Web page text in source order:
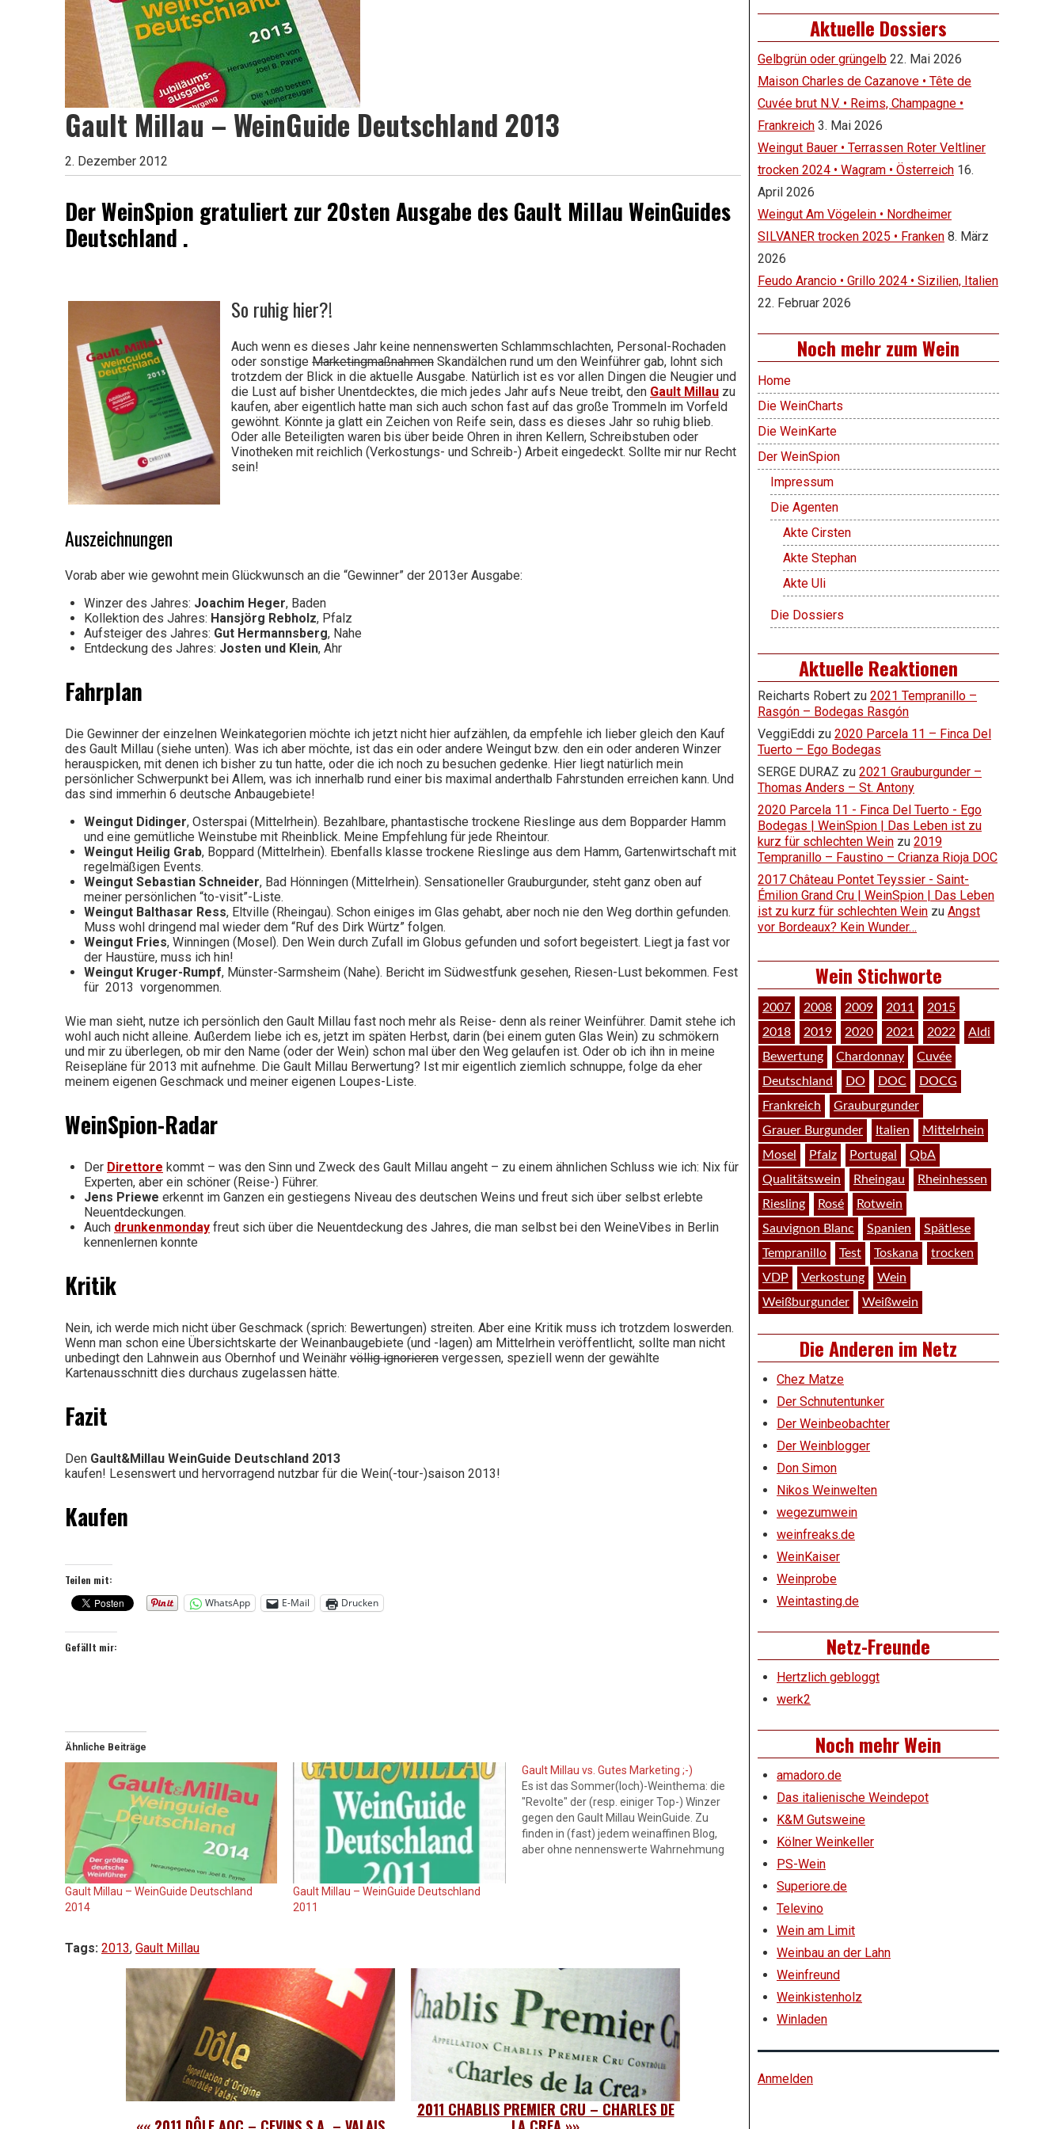
Leben
ist
zu
kurz
für
schlechten
Wein
Gault Millau – WeinGuide Deutschland 2013
2. Dezember 2012
Der WeinSpion gratuliert zur 20sten Ausgabe des Gault Millau WeinGuides
Deutschland .
So ruhig hier?!
Auch wenn es dieses Jahr keine nennenswerten Schlammschlachten, Personal-Rochaden
oder sonstige Marketingmaßnahmen Skandälchen rund um den Weinführer gab, lohnt sich
trotzdem der Blick in die aktuelle Ausgabe. Natürlich ist es vor allen Dingen die Neugier und
die Lust auf bisher Unentdecktes, die mich jedes Jahr aufs Neue treibt, den Gault Millau zu
kaufen, aber eigentlich hatte man sich auch schon fast auf das große Trommeln im Vorfeld
gewöhnt. Könnte ja glatt ein Zeichen von Reife sein, dass es dieses Jahr so ruhig blieb.
Oder alle Beteiligten waren bis über beide Ohren in ihren Kellern, Schreibstuben oder
Vinotheken mit reichlich (Verkostungs- und Schreib-) Arbeit eingedeckt. Sollte mir nur Recht
sein!
Auszeichnungen
Vorab aber wie gewohnt mein Glückwunsch an die “Gewinner” der 2013er Ausgabe:
Winzer des Jahres: Joachim Heger, Baden
Kollektion des Jahres: Hansjörg Rebholz, Pfalz
Aufsteiger des Jahres: Gut Hermannsberg, Nahe
Entdeckung des Jahres: Josten und Klein, Ahr
Fahrplan
Die Gewinner der einzelnen Weinkategorien möchte ich jetzt nicht hier aufzählen, da empfehle ich lieber gleich den Kauf
des Gault Millau (siehe unten). Was ich aber möchte, ist das ein oder andere Weingut bzw. den ein oder anderen Winzer
herauspicken, mit denen ich bisher zu tun hatte, oder die ich noch zu besuchen gedenke. Hier liegt natürlich mein
persönlicher Schwerpunkt bei Allem, was ich innerhalb rund einer bis maximal anderthalb Fahrstunden erreichen kann. Und
das sind immerhin 6 deutsche Anbaugebiete!
Weingut Didinger, Osterspai (Mittelrhein). Bezahlbare, phantastische trockene Rieslinge aus dem Bopparder Hamm
und eine gemütliche Weinstube mit Rheinblick. Meine Empfehlung für jede Rheintour.
Weingut Heilig Grab, Boppard (Mittelrhein). Ebenfalls klasse trockene Rieslinge aus dem Hamm, Gartenwirtschaft mit
regelmäßigen Events.
Weingut Sebastian Schneider, Bad Hönningen (Mittelrhein). Sensationeller Grauburgunder, steht ganz oben auf
meiner persönlichen “to-visit”-Liste.
Weingut Balthasar Ress, Eltville (Rheingau). Schon einiges im Glas gehabt, aber noch nie den Weg dorthin gefunden.
Muss wohl dringend mal wieder dem “Ruf des Dirk Würtz” folgen.
Weingut Fries, Winningen (Mosel). Den Wein durch Zufall im Globus gefunden und sofort begeistert. Liegt ja fast vor
der Haustüre, muss ich hin!
Weingut Kruger-Rumpf, Münster-Sarmsheim (Nahe). Bericht im Südwestfunk gesehen, Riesen-Lust bekommen. Fest
für 2013 vorgenommen.
Wie man sieht, nutze ich persönlich den Gault Millau fast noch mehr als Reise- denn als reiner Weinführer. Damit stehe ich
wohl auch nicht alleine. Außerdem liebe ich es, jetzt im späten Herbst, darin (bei einem guten Glas Wein) zu schmökern
und mir zu überlegen, ob mir den Name (oder der Wein) schon mal über den Weg gelaufen ist. Oder ob ich ihn in meine
Reisepläne für 2013 mit aufnehme. Die Gault Millau Berwertung? Ist mir eigentlich ziemlich schnuppe, folge da eher
meinem eigenen Geschmack und meiner eigenen Loupes-Liste.
WeinSpion-Radar
Der Direttore kommt – was den Sinn und Zweck des Gault Millau angeht – zu einem ähnlichen Schluss wie ich: Nix für
Experten, aber ein schöner (Reise-) Führer.
Jens Priewe erkennt im Ganzen ein gestiegens Niveau des deutschen Weins und freut sich über selbst erlebte
Neuentdeckungen.
Auch drunkenmonday freut sich über die Neuentdeckung des Jahres, die man selbst bei den WeineVibes in Berlin
kennenlernen konnte
Kritik
Nein, ich werde mich nicht über Geschmack (sprich: Bewertungen) streiten. Aber eine Kritik muss ich trotzdem loswerden.
Wenn man schon eine Übersichtskarte der Weinanbaugebiete (und -lagen) am Mittelrhein veröffentlicht, sollte man nicht
unbedingt den Lahnwein aus Obernhof und Weinähr völlig ignorieren vergessen, speziell wenn der gewählte
Kartenausschnitt dies durchaus zugelassen hätte.
Fazit
Den Gault&Millau WeinGuide Deutschland 2013
kaufen! Lesenswert und hervorragend nutzbar für die Wein(-tour-)saison 2013!
Kaufen
Teilen mit:
WhatsApp
E-Mail Drucken
Gefällt mir:
Ähnliche Beiträge
Gault Millau – WeinGuide Deutschland
2014
Gault Millau – WeinGuide Deutschland
2011
Gault Millau vs. Gutes Marketing ;-)
Es ist das Sommer(loch)-Weinthema: die
"Revolte" der (resp. einiger Top-) Winzer
gegen den Gault Millau WeinGuide. Zu
finden in (fast) jedem weinaffinen Blog,
aber ohne nennenswerte Wahrnehmung
Tags: 2013, Gault Millau
2011 CHABLIS PREMIER CRU – CHARLES DE
Aktuelle Dossiers
Gelbgrün oder grüngelb 22. Mai 2026
Maison Charles de Cazanove • Tête de
Cuvée brut N.V. • Reims, Champagne •
Frankreich 3. Mai 2026
Weingut Bauer • Terrassen Roter Veltliner
trocken 2024 • Wagram • Österreich 16.
April 2026
Weingut Am Vögelein • Nordheimer
SILVANER trocken 2025 • Franken 8. März
2026
Feudo Arancio • Grillo 2024 • Sizilien, Italien
22. Februar 2026
Noch mehr zum Wein
Home
Die WeinCharts
Die WeinKarte
Der WeinSpion
Impressum
Die Agenten
Akte Cirsten
Akte Stephan
Akte Uli
Die Dossiers
Aktuelle Reaktionen
Reicharts Robert zu 2021 Tempranillo –
Rasgón – Bodegas Rasgón
VeggiEddi zu 2020 Parcela 11 – Finca Del
Tuerto – Ego Bodegas
SERGE DURAZ zu 2021 Grauburgunder –
Thomas Anders – St. Antony
2020 Parcela 11 - Finca Del Tuerto - Ego
Bodegas | WeinSpion | Das Leben ist zu
kurz für schlechten Wein zu 2019
Tempranillo – Faustino – Crianza Rioja DOC
2017 Château Pontet Teyssier - Saint-
Émilion Grand Cru | WeinSpion | Das Leben
ist zu kurz für schlechten Wein zu Angst
vor Bordeaux? Kein Wunder…
Wein Stichworte
2007 2008 2009 2011
2015
2018
2019 2020 2021 2022
Aldi
Bewertung
Chardonnay
Cuvée
Deutschland
DO DOC
DOCG
Frankreich
Grauburgunder
Grauer Burgunder
Italien
Mittelrhein
Mosel
Pfalz Portugal
QbA
Qualitätswein
Rheingau
Rheinhessen
Riesling
Rosé
Rotwein
Sauvignon Blanc
Spanien
Spätlese
Tempranillo
Test Toskana
trocken
VDP
Verkostung
Wein
Weißburgunder
Weißwein
Die Anderen im Netz
Chez Matze
Der Schnutentunker
Der Weinbeobachter
Der Weinblogger
Don Simon
Nikos Weinwelten
wegezumwein
weinfreaks.de
WeinKaiser
Weinprobe
Weintasting.de
Netz-Freunde
Hertzlich gebloggt
werk2
Noch mehr Wein
amadoro.de
Das italienische Weindepot
K&M Gutsweine
Kölner Weinkeller
PS-Wein
Superiore.de
Televino
Wein am Limit
Weinbau an der Lahn
Weinfreund
Weinkistenholz
Winladen
Anmelden